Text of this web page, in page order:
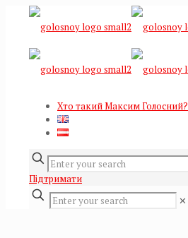
Хто такий Максим Голосний?
Підтримати
✕